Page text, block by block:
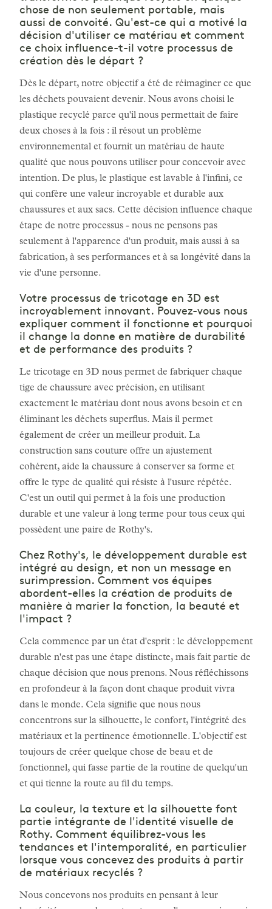
chose de non seulement portable, mais
aussi de convoité. Qu'est-ce qui a motivé la
décision d'utiliser ce matériau et comment
ce choix influence-t-il votre processus de
création dès le départ ?
Dès le départ, notre objectif a été de réimaginer ce que
les déchets pouvaient devenir. Nous avons choisi le
plastique recyclé parce qu'il nous permettait de faire
deux choses à la fois : il résout un problème
environnemental et fournit un matériau de haute
qualité que nous pouvons utiliser pour concevoir avec
intention. De plus, le plastique est lavable à l'infini, ce
qui confère une valeur incroyable et durable aux
chaussures et aux sacs. Cette décision influence chaque
étape de notre processus - nous ne pensons pas
seulement à l'apparence d'un produit, mais aussi à sa
fabrication, à ses performances et à sa longévité dans la
vie d'une personne.
Votre processus de tricotage en 3D est
incroyablement innovant. Pouvez-vous nous
expliquer comment il fonctionne et pourquoi
il change la donne en matière de durabilité
et de performance des produits ?
Le tricotage en 3D nous permet de fabriquer chaque
tige de chaussure avec précision, en utilisant
exactement le matériau dont nous avons besoin et en
éliminant les déchets superflus. Mais il permet
également de créer un meilleur produit. La
construction sans couture offre un ajustement
cohérent, aide la chaussure à conserver sa forme et
offre le type de qualité qui résiste à l'usure répétée.
C'est un outil qui permet à la fois une production
durable et une valeur à long terme pour tous ceux qui
possèdent une paire de Rothy's.
Chez Rothy's, le développement durable est
intégré au design, et non un message en
surimpression. Comment vos équipes
abordent-elles la création de produits de
manière à marier la fonction, la beauté et
l'impact ?
Cela commence par un état d'esprit : le développement
durable n'est pas une étape distincte, mais fait partie de
chaque décision que nous prenons. Nous réfléchissons
en profondeur à la façon dont chaque produit vivra
dans le monde. Cela signifie que nous nous
concentrons sur la silhouette, le confort, l'intégrité des
matériaux et la pertinence émotionnelle. L'objectif est
toujours de créer quelque chose de beau et de
fonctionnel, qui fasse partie de la routine de quelqu'un
et qui tienne la route au fil du temps.
La couleur, la texture et la silhouette font
partie intégrante de l'identité visuelle de
Rothy. Comment équilibrez-vous les
tendances et l'intemporalité, en particulier
lorsque vous concevez des produits à partir
de matériaux recyclés ?
Nous concevons nos produits en pensant à leur